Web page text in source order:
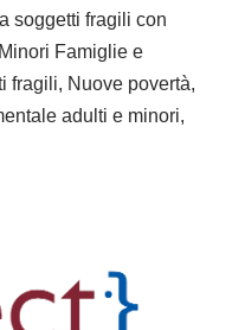
soggetti fragili con
Famiglie e
fragili, Nuove povertà,
adulti e minori,